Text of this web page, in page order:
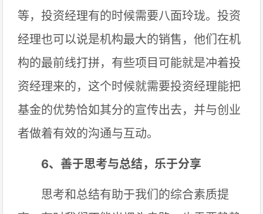
等，投资经理有的时候需要八面玲珑。投资
经理也可以说是机构最大的销售，他们在机
构的最前线打拼，有些项目可能就是冲着投
资经理来的，这个时候就需要投资经理能把
基金的优势恰如其分的宣传出去，并与创业
者做着有效的沟通与互动。
6、善于思考与总结，乐于分享
思考和总结有助于我们的综合素质提